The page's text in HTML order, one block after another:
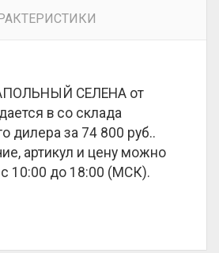
СЕЛЕНА от
в со склада
дилера за 74 800 руб..
артикул и цену можно
10:00 до 18:00 (МСК).